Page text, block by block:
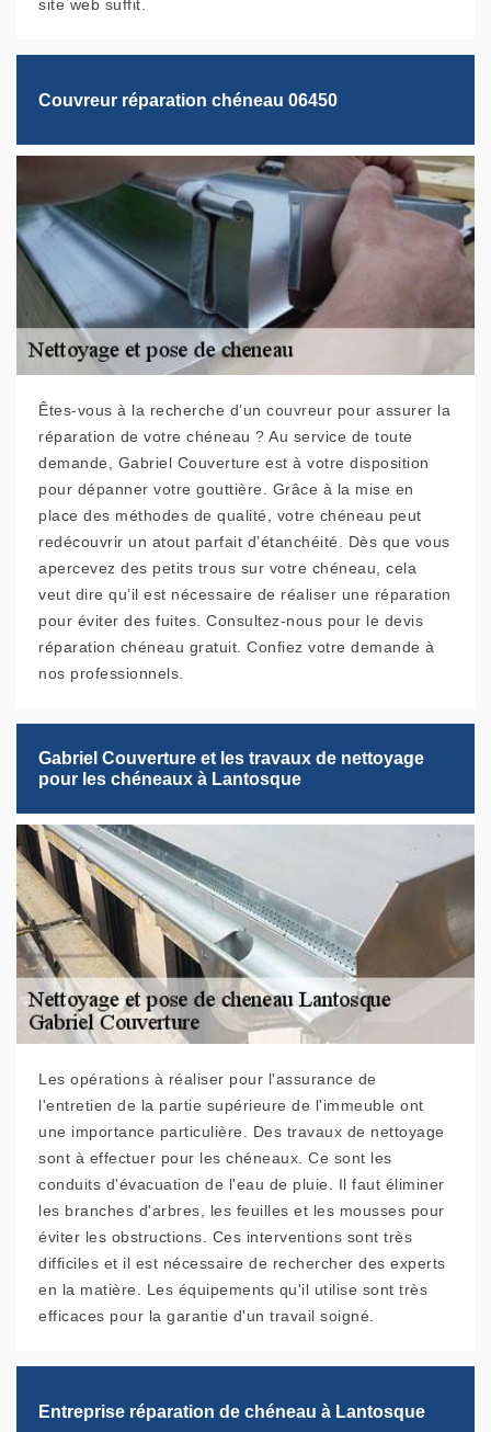
site web suffit.
Couvreur réparation chéneau 06450
Êtes-vous à la recherche d’un couvreur pour assurer la
réparation de votre chéneau ? Au service de toute
demande, Gabriel Couverture est à votre disposition
pour dépanner votre gouttière. Grâce à la mise en
place des méthodes de qualité, votre chéneau peut
redécouvrir un atout parfait d’étanchéité. Dès que vous
apercevez des petits trous sur votre chéneau, cela
veut dire qu’il est nécessaire de réaliser une réparation
pour éviter des fuites. Consultez-nous pour le devis
réparation chéneau gratuit. Confiez votre demande à
nos professionnels.
Gabriel Couverture et les travaux de nettoyage
pour les chéneaux à Lantosque
Les opérations à réaliser pour l'assurance de
l'entretien de la partie supérieure de l'immeuble ont
une importance particulière. Des travaux de nettoyage
sont à effectuer pour les chéneaux. Ce sont les
conduits d'évacuation de l'eau de pluie. Il faut éliminer
les branches d'arbres, les feuilles et les mousses pour
éviter les obstructions. Ces interventions sont très
difficiles et il est nécessaire de rechercher des experts
en la matière. Les équipements qu'il utilise sont très
efficaces pour la garantie d'un travail soigné.
Entreprise réparation de chéneau à Lantosque